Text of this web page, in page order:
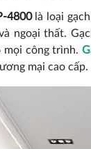
4800là loại
ngoại thất.
mọi công trình.
mại cao cấp.